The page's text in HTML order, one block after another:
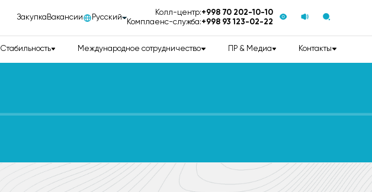
Закупка Вакансии Русский
Колл-центр:+998 70 202-10-10
Комплаенс-служба:+998 93 123-02-22
Стабильность Международное сотрудничество ПР & Медиа Контакты